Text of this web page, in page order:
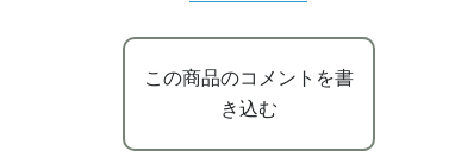
この商品のコメントを書
き込む